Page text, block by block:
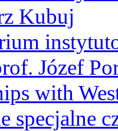
Kubuj
Józef
with
specjalne